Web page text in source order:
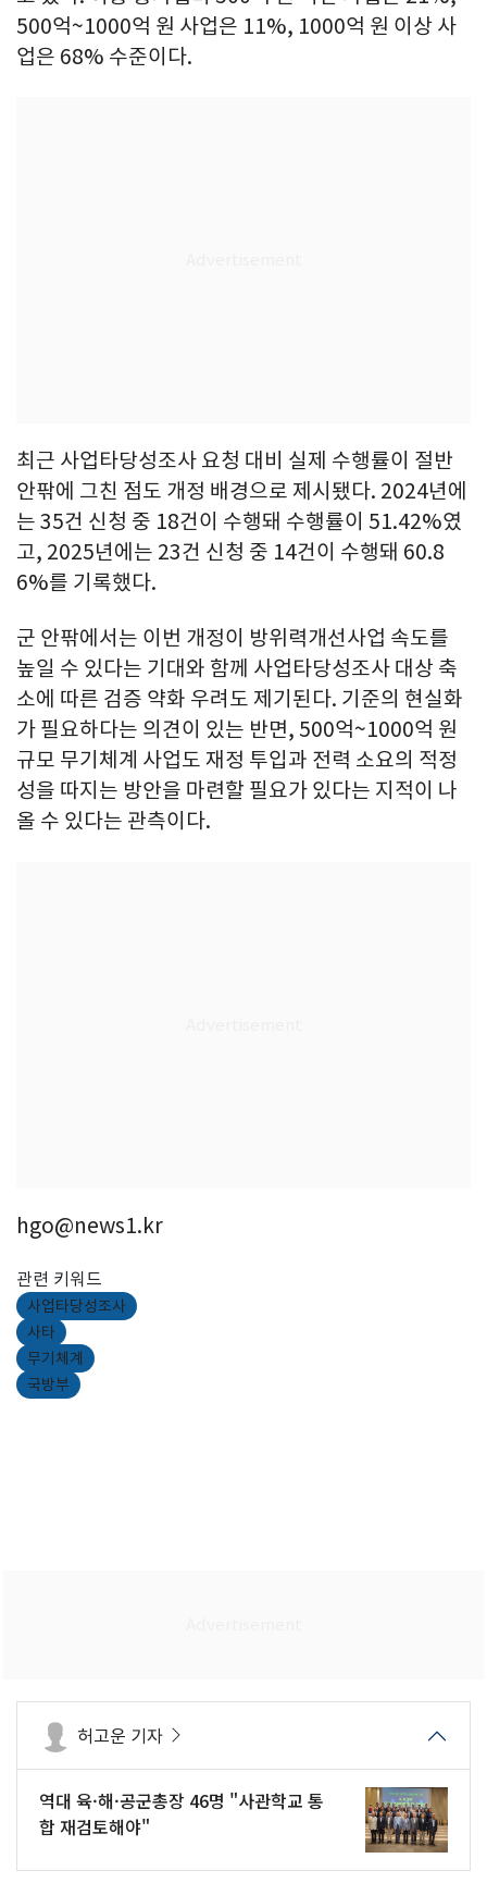
500억~1000억 원 사업은 11%, 1000억 원 이상 사
업은 68% 수준이다.
최근 사업타당성조사 요청 대비 실제 수행률이 절반
안팎에 그친 점도 개정 배경으로 제시됐다. 2024년에
는 35건 신청 중 18건이 수행돼 수행률이 51.42%였
고, 2025년에는 23건 신청 중 14건이 수행돼 60.8
6%를 기록했다.
군 안팎에서는 이번 개정이 방위력개선사업 속도를
높일 수 있다는 기대와 함께 사업타당성조사 대상 축
소에 따른 검증 약화 우려도 제기된다. 기준의 현실화
가 필요하다는 의견이 있는 반면, 500억~1000억 원
규모 무기체계 사업도 재정 투입과 전력 소요의 적정
성을 따지는 방안을 마련할 필요가 있다는 지적이 나
올 수 있다는 관측이다.
hgo@news1.kr
관련 키워드
사업타당성조사
사타
무기체계
국방부
허고운 기자
역대 육·해·공군총장 46명 "사관학교 통
합 재검토해야"